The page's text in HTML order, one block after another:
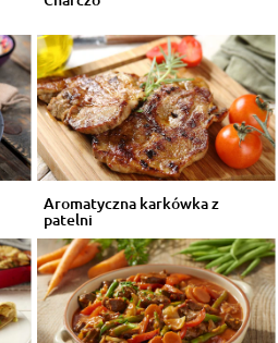
Aromatyczna karkówka z
patelni